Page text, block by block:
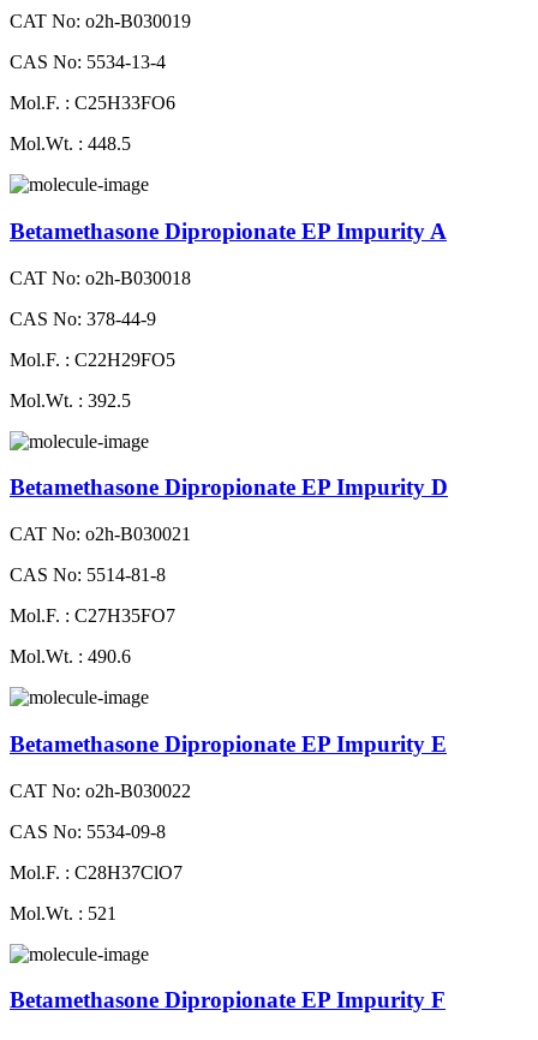
CAT No: o2h-B030019
CAS No: 5534-13-4
Mol.F. : C25H33FO6
Mol.Wt. : 448.5
Betamethasone Dipropionate EP Impurity A
CAT No: o2h-B030018
CAS No: 378-44-9
Mol.F. : C22H29FO5
Mol.Wt. : 392.5
Betamethasone Dipropionate EP Impurity D
CAT No: o2h-B030021
CAS No: 5514-81-8
Mol.F. : C27H35FO7
Mol.Wt. : 490.6
Betamethasone Dipropionate EP Impurity E
CAT No: o2h-B030022
CAS No: 5534-09-8
Mol.F. : C28H37ClO7
Mol.Wt. : 521
Betamethasone Dipropionate EP Impurity F